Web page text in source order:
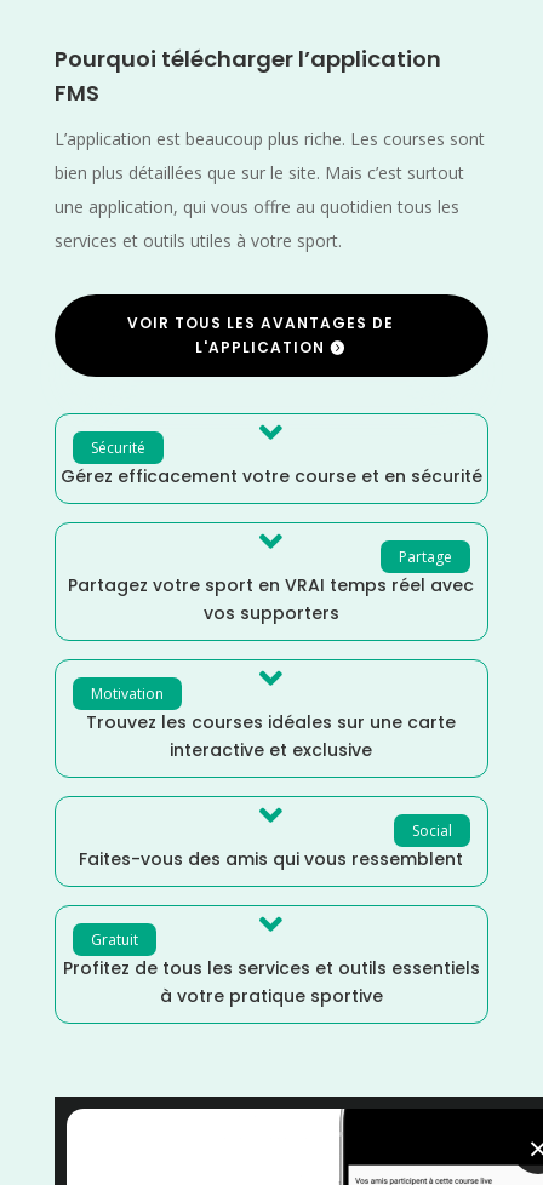
Pourquoi télécharger l’application
FMS
L’application est beaucoup plus riche. Les courses sont
bien plus détaillées que sur le site. Mais c’est surtout
une application, qui vous offre au quotidien tous les
services et outils utiles à votre sport.
VOIR TOUS LES AVANTAGES DE
L'APPLICATION
Sécurité 
Gérez efficacement votre course et en sécurité
Partage

Partagez votre sport en VRAI temps réel avec
vos supporters
Motivation 
Trouvez les courses idéales sur une carte
interactive et exclusive
Social

Faites-vous des amis qui vous ressemblent
Gratuit 
Profitez de tous les services et outils essentiels
à votre pratique sportive
Auvergne Rhône Alpes